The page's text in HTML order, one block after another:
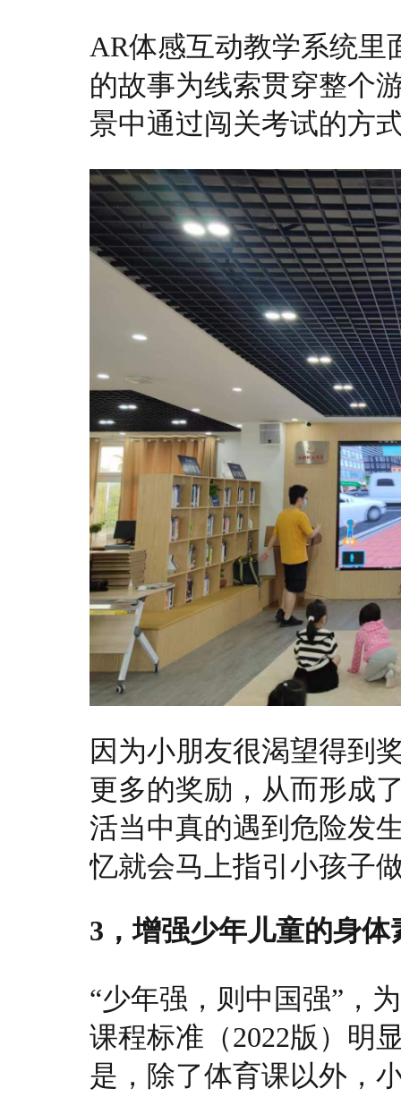
AR体感互动教学系统里
的故事为线索贯穿整个
景中通过闯关考试的方
因为小朋友很渴望得到
更多的奖励，从而形成
活当中真的遇到危险发
忆就会马上指引小孩子
3，增强少年儿童的身体
“少年强，则中国强”，
课程标准（2022版）明
是，除了体育课以外，